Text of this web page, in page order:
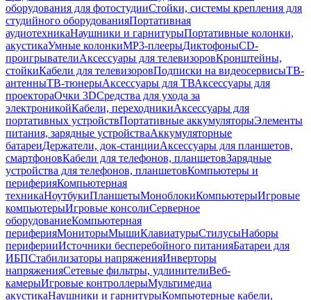
оборудования для фотостудииСтойки, системы крепления для
студийного оборудованияПортативная
аудиотехникаНаушники и гарнитурыПортативные колонки,
акустикаУмные колонкиMP3-плеерыДиктофоныCD-
проигрывателиАксессуары для телевизоровКронштейны,
стойкиКабели для телевизоровПодписки на видеосервисыТВ-
антенныТВ-тюнерыАксессуары для ТВАксессуары для
проектораОчки 3DСредства для ухода за
электроникойКабели, переходникиАксессуары для
портативных устройствПортативные аккумуляторыЭлементы
питания, зарядные устройстваАккумуляторные
батареиДержатели, док-станцииАксессуары для планшетов,
смартфоновКабели для телефонов, планшетовЗарядные
устройства для телефонов, планшетовКомпьютеры и
периферияКомпьютерная
техникаНоутбукиПланшетыМоноблокиКомпьютерыИгровые
компьютерыИгровые консолиСерверное
оборудованиеКомпьютерная
периферияМониторыМышиКлавиатурыСтилусыНаборы
периферииИсточники бесперебойного питанияБатареи для
ИБПСтабилизаторы напряженияИнверторы
напряженияСетевые фильтры, удлинителиВеб-
камерыИгровые контроллерыМультимедиа
акустикаНаушники и гарнитурыКомпьютерные кабели,